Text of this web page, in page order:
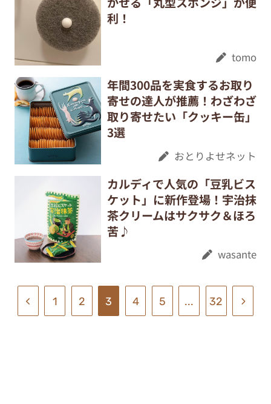
利！
tomo
年間300品を実食するお取り
寄せの達人が推薦！わざわざ
取り寄せたい「クッキー缶」
3選
おとりよせネット
カルディで人気の「豆乳ビス
ケット」に新作登場！宇治抹
茶クリームはサクサク＆ほろ
苦♪
wasante
1 2 3 4 5 ... 32